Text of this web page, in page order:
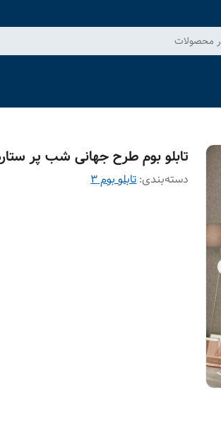
محصولات
تابلو بوم طرح جهانی شب پر ستاره
دسته‌بندی:تابلو بوم 3